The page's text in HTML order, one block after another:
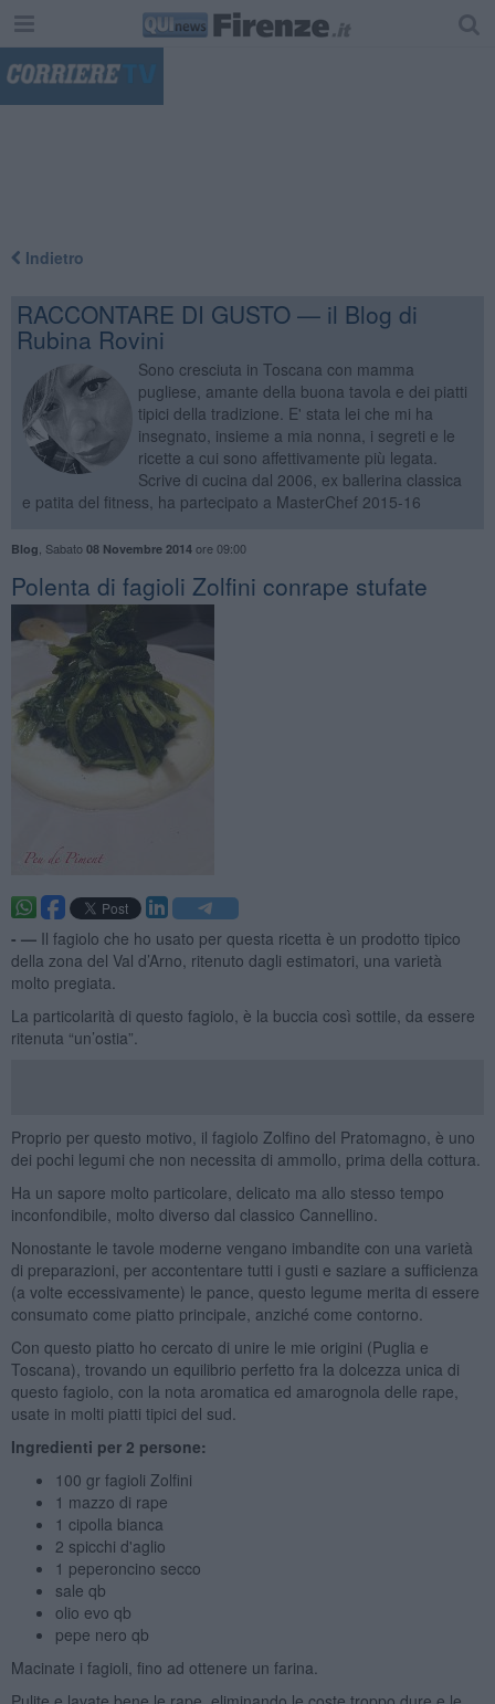
Indietro
RACCONTARE DI GUSTO — il Blog di
Rubina Rovini
Sono cresciuta in Toscana con mamma
pugliese, amante della buona tavola e dei piatti
tipici della tradizione. E' stata lei che mi ha
insegnato, insieme a mia nonna, i segreti e le
ricette a cui sono affettivamente più legata.
Scrive di cucina dal 2006, ex ballerina classica
e patita del fitness, ha partecipato a MasterChef 2015-16
Blog Sabato 08 Novembre 2014ore 09:00
Polenta di fagioli Zolfini conrape stufate
- — Il fagiolo che ho usato per questa ricetta è un prodotto tipico
della zona del Val d’Arno, ritenuto dagli estimatori, una varietà
molto pregiata.
La particolarità di questo fagiolo, è la buccia così sottile, da essere
ritenuta “un’ostia”.
Proprio per questo motivo, il fagiolo Zolfino del Pratomagno, è uno
dei pochi legumi che non necessita di ammollo, prima della cottura.
Ha un sapore molto particolare, delicato ma allo stesso tempo
inconfondibile, molto diverso dal classico Cannellino.
Nonostante le tavole moderne vengano imbandite con una varietà
di preparazioni, per accontentare tutti i gusti e saziare a sufficienza
(a volte eccessivamente) le pance, questo legume merita di essere
consumato come piatto principale, anziché come contorno.
Con questo piatto ho cercato di unire le mie origini (Puglia e
Toscana), trovando un equilibrio perfetto fra la dolcezza unica di
questo fagiolo, con la nota aromatica ed amarognola delle rape,
usate in molti piatti tipici del sud.
Ingredienti per 2 persone:
100 gr fagioli Zolfini
1 mazzo di rape
1 cipolla bianca
2 spicchi d'aglio
1 peperoncino secco
sale qb
olio evo qb
pepe nero qb
Macinate i fagioli, fino ad ottenere un farina.